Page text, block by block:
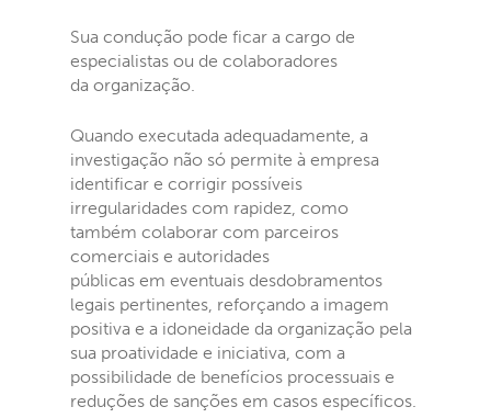
Sua condução pode ficar a cargo de
especialistas ou de colaboradores
da organização.
Quando executada adequadamente, a
investigação não só permite à empresa
identificar e corrigir possíveis
irregularidades com rapidez, como
também colaborar com parceiros
comerciais e autoridades
públicas em eventuais desdobramentos
legais pertinentes, reforçando a imagem
positiva e a idoneidade da organização pela
sua proatividade e iniciativa, com a
possibilidade de benefícios processuais e
reduções de sanções em casos específicos.